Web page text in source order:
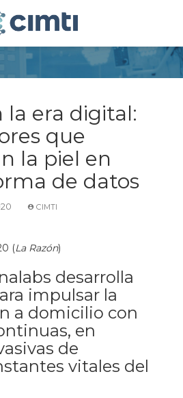
la era digital:
que
la piel en
de datos
CIMTI
(La Razón)
desarrolla
impulsar la
a domicilio con
en
de
vitales del